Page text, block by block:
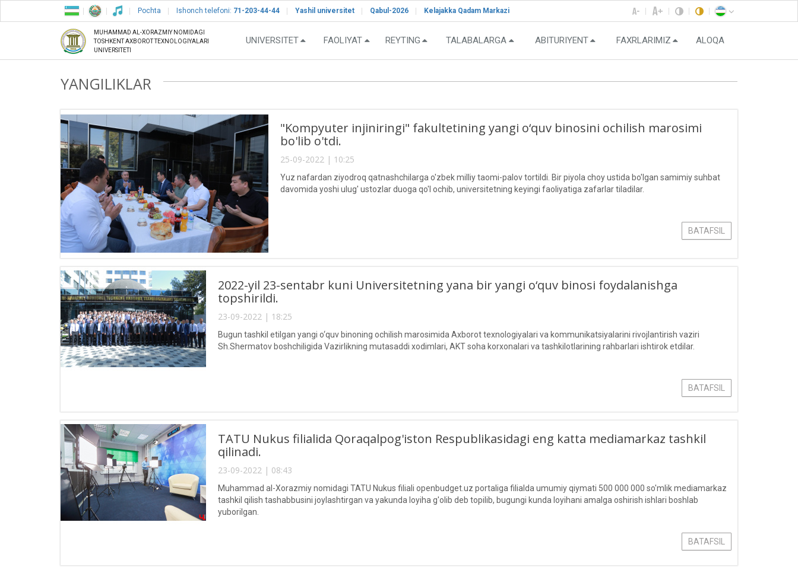
Pochta Ishonch telefoni: 71-203-44-44 Yashil universitet Qabul-2026 Kelajakka Qadam Markazi
MUHAMMAD AL-XORAZMIY NOMIDAGI
TOSHKENT AXBOROT TEXNOLOGIYALARI
UNIVERSITETI
UNIVERSITET FAOLIYAT REYTING TALABALARGA ABITURIYENT FAXRLARIMIZ ALOQA
YANGILIKLAR
"Kompyuter injiniringi" fakultetining yangi o‘quv binosini ochilish marosimi
bo'lib o'tdi.
25-09-2022 | 10:25
Yuz nafardan ziyodroq qatnashchilarga o'zbek milliy taomi-palov tortildi. Bir piyola choy ustida bo'lgan samimiy suhbat
davomida yoshi ulug' ustozlar duoga qo'l ochib, universitetning keyingi faoliyatiga zafarlar tiladilar.
BATAFSIL
2022-yil 23-sentabr kuni Universitetning yana bir yangi o‘quv binosi foydalanishga
topshirildi.
23-09-2022 | 18:25
Bugun tashkil etilgan yangi o‘quv binoning ochilish marosimida Axborot texnologiyalari va kommunikatsiyalarini rivojlantirish vaziri
Sh.Shermatov boshchiligida Vazirlikning mutasaddi xodimlari, AKT soha korxonalari va tashkilotlarining rahbarlari ishtirok etdilar.
BATAFSIL
TATU Nukus filialida Qoraqalpog'iston Respublikasidagi eng katta mediamarkaz tashkil
qilinadi.
23-09-2022 | 08:43
Muhammad al-Xorazmiy nomidagi TATU Nukus filiali openbudget.uz portaliga filialda umumiy qiymati 500 000 000 so'mlik mediamarkaz
tashkil qilish tashabbusini joylashtirgan va yakunda loyiha g'olib deb topilib, bugungi kunda loyihani amalga oshirish ishlari boshlab
yuborilgan.
BATAFSIL